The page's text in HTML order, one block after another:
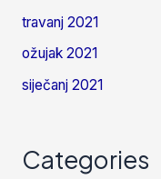
travanj 2021
ožujak 2021
siječanj 2021
Categories